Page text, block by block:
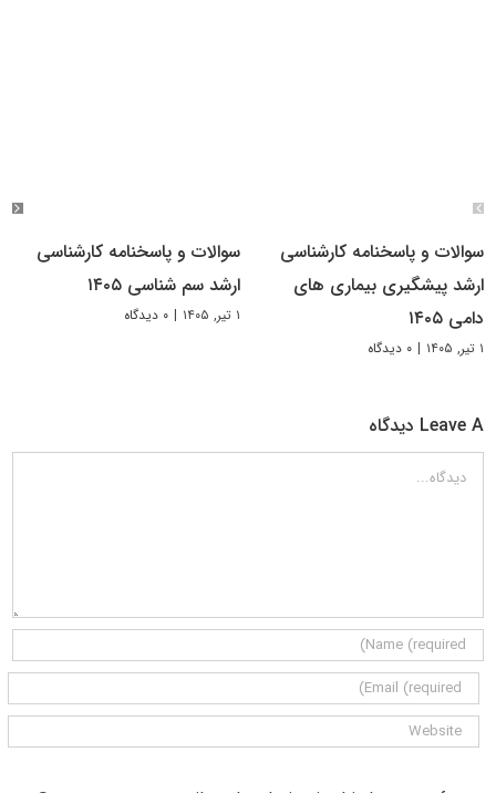
سوالات و پاسخنامه کارشناسی
ارشد پیشگیری بیماری های
دامی ۱۴۰۵
۱ تیر, ۱۴۰۵ | ۰ دیدگاه
سوالات و پاسخنامه کارشناسی
ارشد سم شناسی ۱۴۰۵
۱ تیر, ۱۴۰۵ | ۰ دیدگاه
Leave A دیدگاه
دیدگاه